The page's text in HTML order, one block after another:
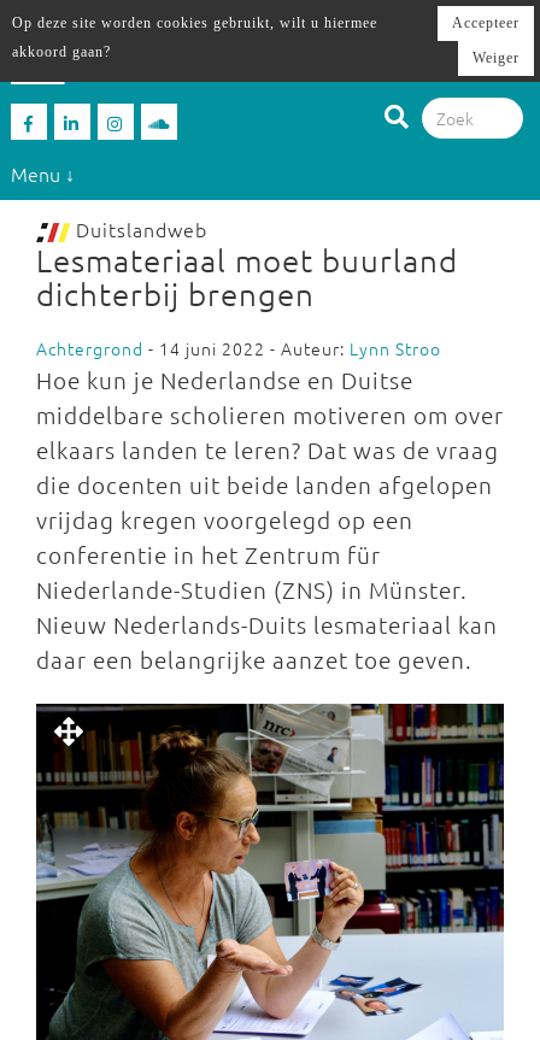
Menu ↓
Duitslandweb
Lesmateriaal moet buurland
dichterbij brengen
Achtergrond - 14 juni 2022 - Auteur: Lynn Stroo
Hoe kun je Nederlandse en Duitse
middelbare scholieren motiveren om over
elkaars landen te leren? Dat was de vraag
die docenten uit beide landen afgelopen
vrijdag kregen voorgelegd op een
conferentie in het Zentrum für
Niederlande-Studien (ZNS) in Münster.
Nieuw Nederlands-Duits lesmateriaal kan
daar een belangrijke aanzet toe geven.
Op deze site worden cookies gebruikt, wilt u hiermee
akkoord gaan?
Accepteer
Weiger